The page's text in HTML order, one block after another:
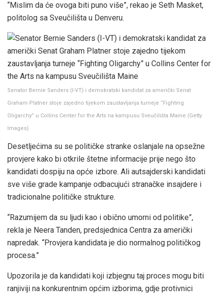
“Mislim da će ovoga biti puno više”, rekao je Seth Masket,
politolog sa Sveučilišta u Denveru.
Senator Bernie Sanders (I-VT) i demokratski kandidat za američki Senat
Graham Platner stoje zajedno tijekom zaustavljanja turneje “Fighting
Oligarchy” u Collins Center for the Arts na kampusu Sveučilišta Maine (Getty
Images)
Desetljećima su se političke stranke oslanjale na opsežne
provjere kako bi otkrile štetne informacije prije nego što
kandidati dospiju na opće izbore. Ali autsajderski kandidati
sve više grade kampanje odbacujući stranačke insajdere i
tradicionalne političke strukture.
“Razumijem da su ljudi kao i obično umorni od politike”,
rekla je Neera Tanden, predsjednica Centra za američki
napredak. “Provjera kandidata je dio normalnog političkog
procesa.”
Upozorila je da kandidati koji izbjegnu taj proces mogu biti
ranjiviji na konkurentnim općim izborima, gdje protivnici